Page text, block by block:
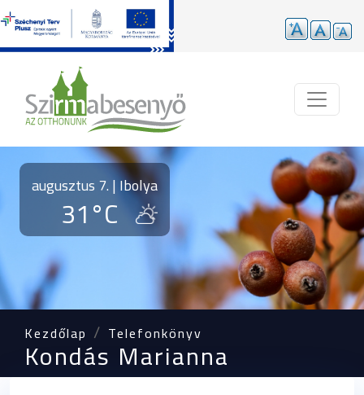
augusztus 7. | Ibolya
31°C
Kezdőlap Telefonkönyv
Kondás Marianna